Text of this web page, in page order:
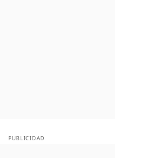
PUBLICIDAD